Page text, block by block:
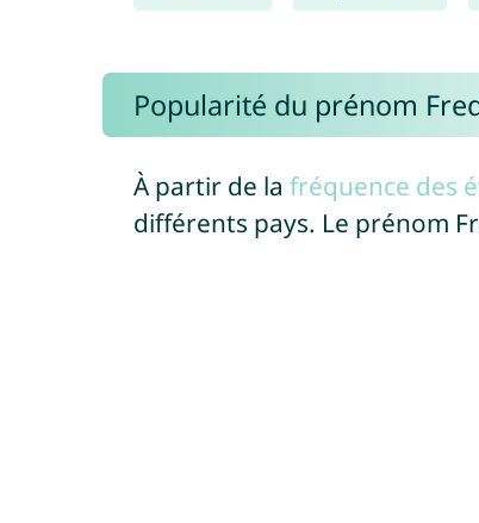
Popularité du prénom
À partir de la fréquence des
différents pays. Le prénom